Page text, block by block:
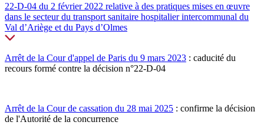
22-D-04 du 2 février 2022 relative à des pratiques mises en œuvre
dans le secteur du transport sanitaire hospitalier intercommunal du
Val d’Ariège et du Pays d’Olmes
Arrêt de la Cour d'appel de Paris du 9 mars 2023 : caducité du
recours formé contre la décision n°22-D-04
Arrêt de la Cour de cassation du 28 mai 2025 : confirme la décision
de l'Autorité de la concurrence